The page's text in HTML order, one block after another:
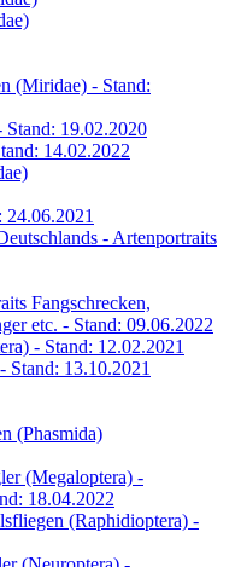
(Miridae) - Stand:
19.02.2020
14.02.2022
24.06.2021
- Artenportraits
Fangschrecken,
etc. - Stand: 09.06.2022
- Stand: 12.02.2021
Stand: 13.10.2021
(Phasmida)
(Megaloptera) -
18.04.2022
(Raphidioptera) -